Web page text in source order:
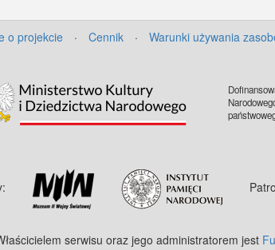
o projekcie · Cennik · Warunki używania
serwisu oraz jego administratorem jest